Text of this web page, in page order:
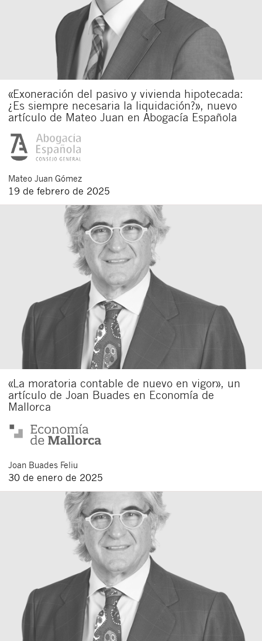
«Exoneración del pasivo y vivienda hipotecada:
¿Es siempre necesaria la liquidación?», nuevo
artículo de Mateo Juan en Abogacía Española
Mateo Juan Gómez
19 de febrero de 2025
«La moratoria contable de nuevo en vigor», un
artículo de Joan Buades en Economía de
Mallorca
Joan Buades Feliu
30 de enero de 2025